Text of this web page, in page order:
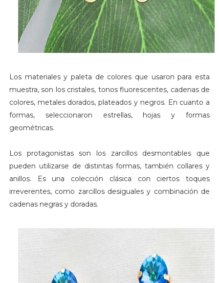
Los materiales y paleta de colores que usaron para esta
muestra, son los cristales, tonos fluorescentes, cadenas de
colores, metales dorados, plateados y negros. En cuanto a
formas, seleccionaron estrellas, hojas y formas
geométricas.
Los protagonistas son los zarcillos desmontables que
pueden utilizarse de distintas formas, también collares y
anillos. Es una colección clásica con ciertos toques
irreverentes, como zarcillos desiguales y combinación de
cadenas negras y doradas.